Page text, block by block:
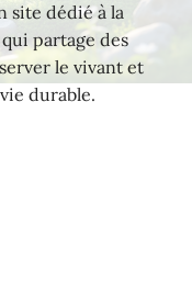
site dédié à la
partage des
le vivant et
durable.